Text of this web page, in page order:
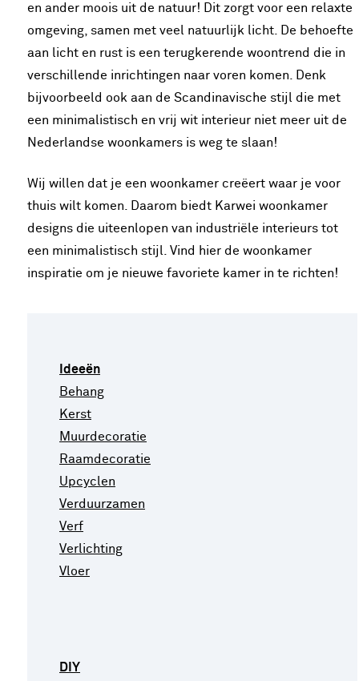
en ander moois uit de natuur! Dit zorgt voor een relaxte
omgeving, samen met veel natuurlijk licht. De behoefte
aan licht en rust is een terugkerende woontrend die in
verschillende inrichtingen naar voren komen. Denk
bijvoorbeeld ook aan de Scandinavische stijl die met
een minimalistisch en vrij wit interieur niet meer uit de
Nederlandse woonkamers is weg te slaan!
Wij willen dat je een woonkamer creëert waar je voor
thuis wilt komen. Daarom biedt Karwei woonkamer
designs die uiteenlopen van industriële interieurs tot
een minimalistisch stijl. Vind hier de woonkamer
inspiratie om je nieuwe favoriete kamer in te richten!
Ideeën
Behang
Kerst
Muurdecoratie
Raamdecoratie
Upcyclen
Verduurzamen
Verf
Verlichting
Vloer
DIY